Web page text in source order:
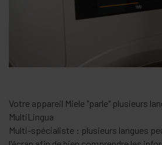
Votre appareil Miele "parle" plusieurs
MultiLingua
Multi-spécialiste : plusieurs langues